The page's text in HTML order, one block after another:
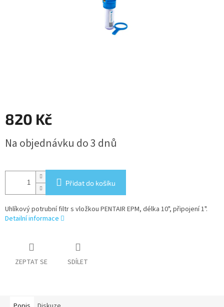
820 Kč
cena:
Na objednávku do 3 dnů
Přidat do košíku
Uhlíkový potrubní filtr s vložkou PENTAIR EPM, délka 10", připojení 1".
Detailní informace
ZEPTAT SE SDÍLET